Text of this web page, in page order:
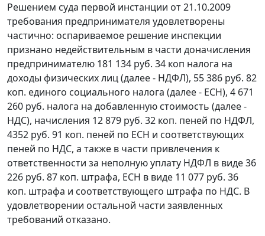
Решением суда первой инстанции от 21.10.2009
требования предпринимателя удовлетворены
частично: оспариваемое решение инспекции
признано недействительным в части доначисления
предпринимателю 181 134 руб. 34 коп налога на
доходы физических лиц (далее - НДФЛ), 55 386 руб. 82
коп. единого социального налога (далее - ЕСН), 4 671
260 руб. налога на добавленную стоимость (далее -
НДС), начисления 12 879 руб. 32 коп. пеней по НДФЛ,
4352 руб. 91 коп. пеней по ЕСН и соответствующих
пеней по НДС, а также в части привлечения к
ответственности за неполную уплату НДФЛ в виде 36
226 руб. 87 коп. штрафа, ЕСН в виде 11 077 руб. 36
коп. штрафа и соответствующего штрафа по НДС. В
удовлетворении остальной части заявленных
требований отказано.